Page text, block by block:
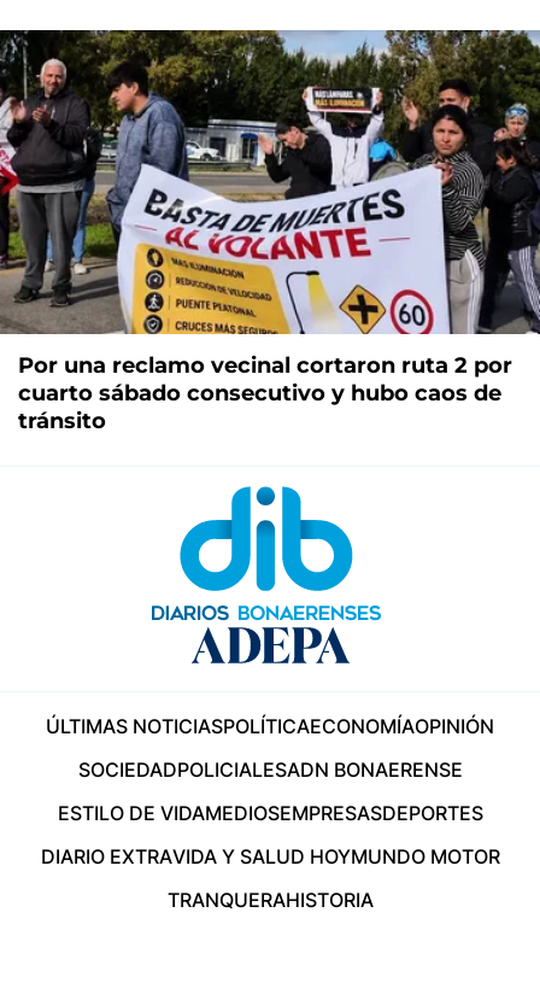
Por una reclamo vecinal cortaron ruta 2 por
cuarto sábado consecutivo y hubo caos de
tránsito
ÚLTIMAS NOTICIASPOLÍTICAECONOMÍAOPINIÓN
SOCIEDADPOLICIALESADN BONAERENSE
ESTILO DE VIDAMEDIOSEMPRESASDEPORTES
DIARIO EXTRAVIDA Y SALUD HOYMUNDO MOTOR
TRANQUERAHISTORIA